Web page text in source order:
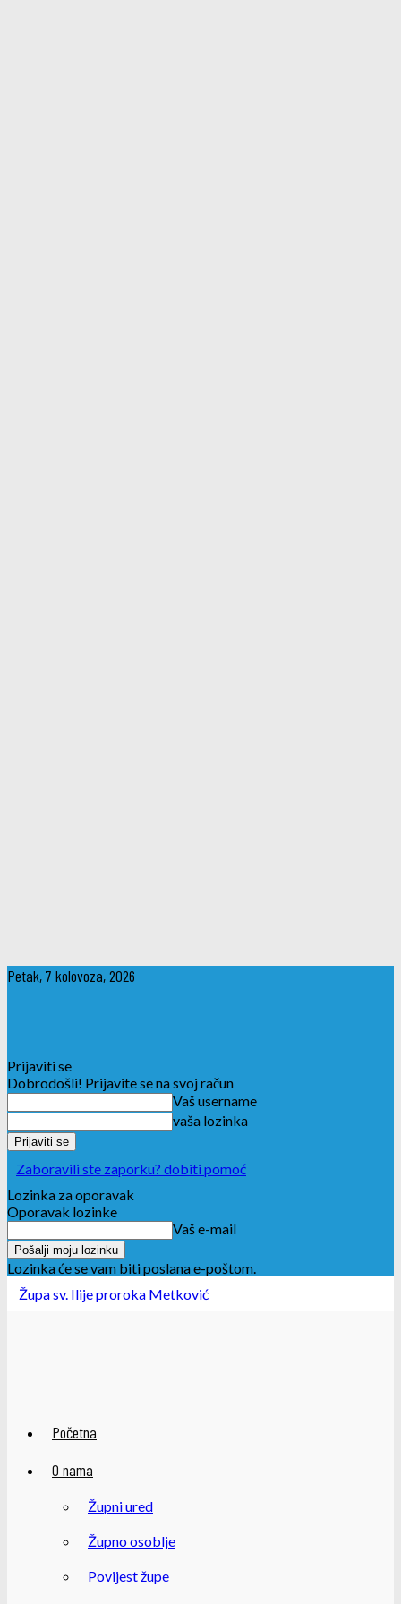
Petak, 7 kolovoza, 2026
Prijaviti se
Dobrodošli! Prijavite se na svoj račun
Vaš username
vaša lozinka
Zaboravili ste zaporku? dobiti pomoć
Lozinka za oporavak
Oporavak lozinke
Vaš e-mail
Lozinka će se vam biti poslana e-poštom.
Župa sv. Ilije proroka Metković
Početna
O nama
Župni ured
Župno osoblje
Povijest župe